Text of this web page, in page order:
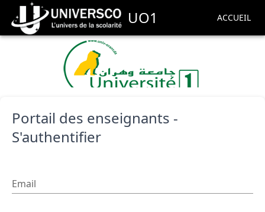
UO1 ACCUEIL
Portail des enseignants -
S'authentifier
Email